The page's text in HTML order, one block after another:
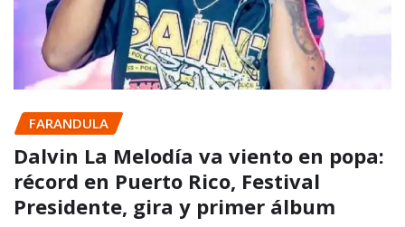
FARANDULA
Dalvin La Melodía va viento en popa:
récord en Puerto Rico, Festival
Presidente, gira y primer álbum